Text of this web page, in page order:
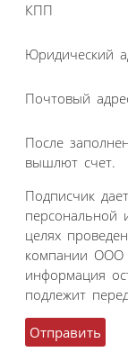
КПП
Юридический
Почтовый
После
вышлют счет.
Подписчик
целях
компании ООО
информация
подлежит